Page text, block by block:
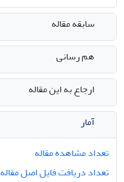
سابقه مقاله
هم رسانی
ارجاع به این مقاله
آمار
تعداد مشاهده مقاله
تعداد دریافت فایل اصل مقاله